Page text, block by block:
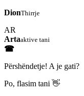
DionThirrje
AR
Artaaktive tani
☎
Përshëndetje! A je gati?
Po, flasim tani 👋